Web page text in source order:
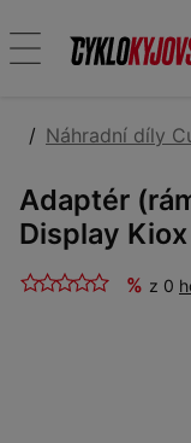
Náhradní díly
Adaptér
Display
% z 0